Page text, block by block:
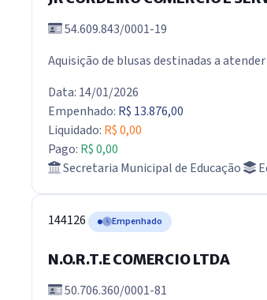
54.609.843/0001-19
Aquisição de blusas destinadas a
Data: 14/01/2026
Empenhado: R$ 13.876,00
Liquidado: R$ 0,00
Pago: R$ 0,00
Secretaria Municipal de Educação
144126 Empenhado
N.O.R.T.E COMERCIO LTDA
50.706.360/0001-81